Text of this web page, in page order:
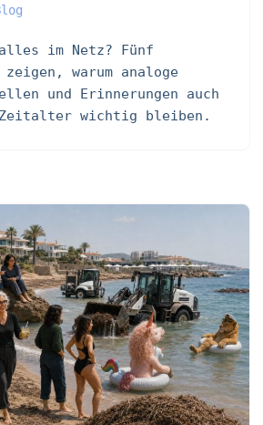
im Netz? Fünf
zeigen, warum analoge
und Erinnerungen auch
wichtig bleiben.